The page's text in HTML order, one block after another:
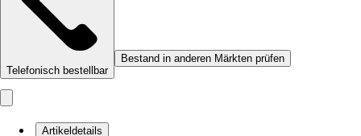
Telefonisch bestellbar
Bestand in anderen Märkten prüfen
Artikeldetails